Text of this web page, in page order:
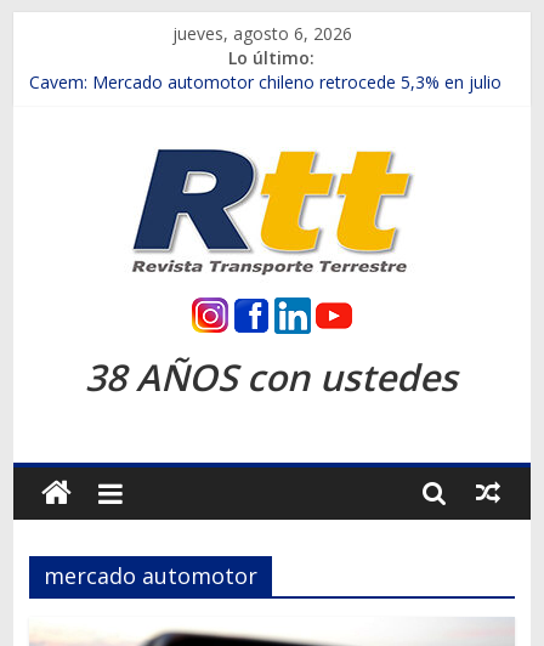
contenido
jueves, agosto 6, 2026
Lo último:
Chile es el primer mercado internacional en lanzar la nueva
Salfa suma vehículos electrificados de Chevrolet en el Biobío
Samex amplía su red con nuevas sucursales en Rancagua y
SINOTRUK Pick-ups presentó la recién estrenada Bolden en
la Expo Compras Públicas 2026
Revista
Transporte
Terrestre
Autos,
camiones,
motos,
38 AÑOS con ustedes
mercado automotor